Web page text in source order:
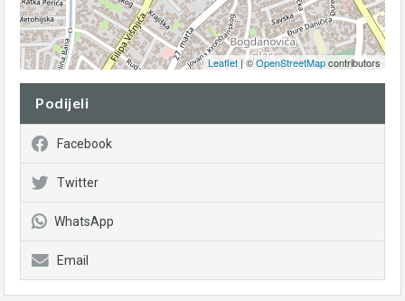
Leaflet | ©OpenStreetMapcontributors
Podijeli
Facebook
Twitter
WhatsApp
Email